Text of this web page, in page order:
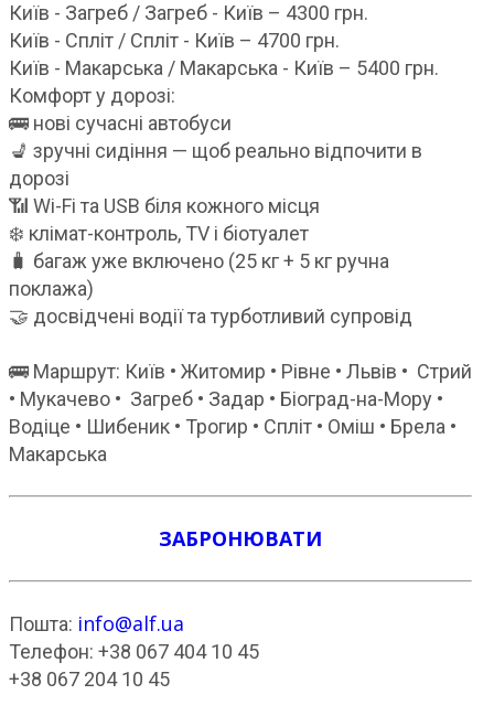
Київ - Загреб / Загреб - Київ – 4300 грн.
Київ - Спліт / Спліт - Київ – 4700 грн.
Київ - Макарська / Макарська - Київ – 5400 грн.
Комфорт у дорозі:
🚌 нові сучасні автобуси
💺 зручні сидіння — щоб реально відпочити в
дорозі
📶 Wi-Fi та USB біля кожного місця
❄️ клімат-контроль, TV і біотуалет
🧳 багаж уже включено (25 кг + 5 кг ручна
поклажа)
🤝 досвідчені водії та турботливий супровід
🚌 Маршрут: Київ • Житомир • Рівне • Львів • Стрий
• Мукачево • Загреб • Задар • Біоград-на-Мору •
Водіце • Шибеник • Трогир • Спліт • Оміш • Брела •
Макарська
ЗАБРОНЮВАТИ
Пошта: info@alf.ua
Телефон: +38 067 404 10 45
+38 067 204 10 45